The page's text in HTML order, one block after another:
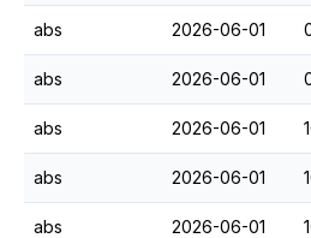
abs 2026-06-01
abs 2026-06-01
abs 2026-06-01
abs 2026-06-01
abs 2026-06-01